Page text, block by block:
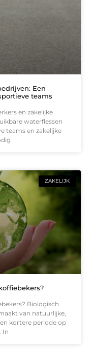
Een
teams
en zakelijke
waterflessen
teams en zakelijke
ZAKELIJK
Biologisch
van natuurlijke,
kortere periode op
In